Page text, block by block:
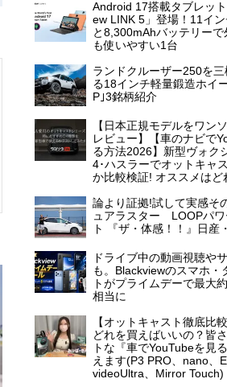
Android 17搭載タブレッ
ew LINK 5」登場！11イ
と8,300mAhバッテリーで
も使いやすい1台
ランドクルーザー250を
る18インチ軽量鍛造ホイ
P｣3銘柄紹介
【日本正規モデルをワン
レビュー】【車のナビで
る方法2026】新型ヴォク
4･ハスラーでオットキャ
か比較検証! オススメはど
論より証拠!試して実感そ
ュアラスター LOOPパワ
ト 『ザ・体感！！』日産
ドライブ中の動画視聴や
も。Blackviewのスマホ・
トがプライムデーで最大
相当に
【オットキャスト徹底比
どれを買えばいいの？皆
トな『車でYouTubeを見
えます(P3 PRO、nano、
videoUltra、Mirror Touch)